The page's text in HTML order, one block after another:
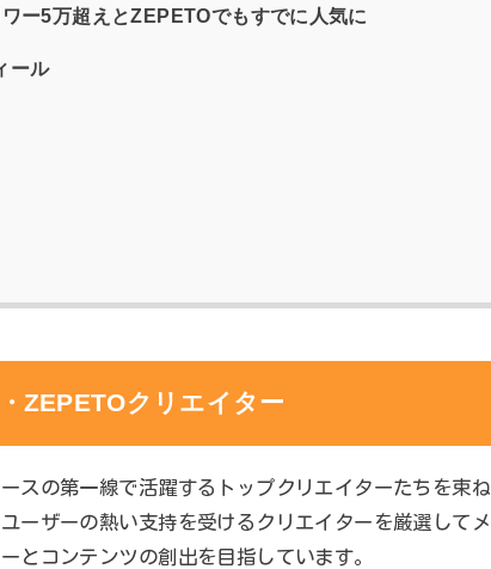
ー5万超えとZEPETOでもすでに人気に
ール
ZEPETOクリエイター
スの第一線で活躍するトップクリエイターたちを束ね
ーザーの熱い支持を受けるクリエイターを厳選してメ
とコンテンツの創出を目指しています。